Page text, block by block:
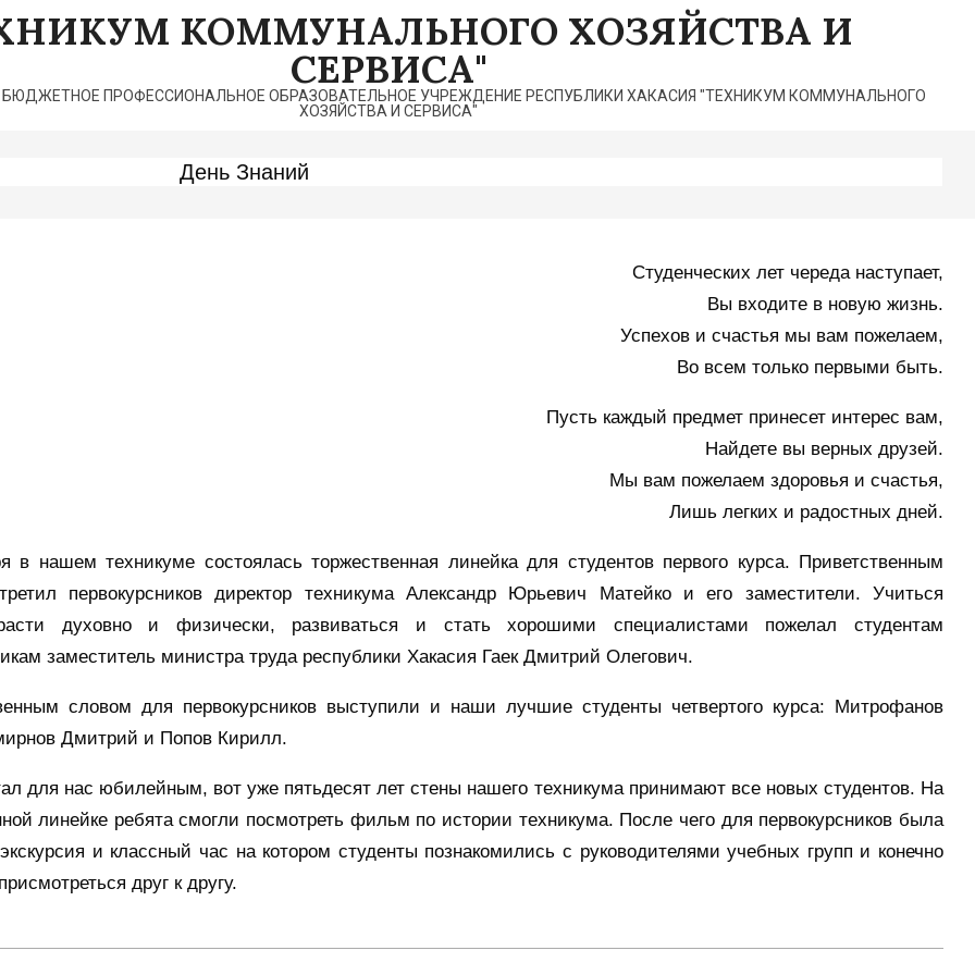
КОММУНАЛЬНОГО ХОЗЯЙСТВА И
СЕРВИСА"
БЮДЖЕТНОЕ ПРОФЕССИОНАЛЬНОЕ ОБРАЗОВАТЕЛЬНОЕ УЧРЕЖДЕНИЕ РЕСПУБЛИКИ ХАКАСИЯ "ТЕХНИКУМ КОММУНАЛЬНОГО
ХОЗЯЙСТВА И СЕРВИСА"
День Знаний
Студенческих лет череда наступает,
Вы входите в новую жизнь.
Успехов и счастья мы вам пожелаем,
Во всем только первыми быть.
Пусть каждый предмет принесет интерес вам,
Найдете вы верных друзей.
Мы вам пожелаем здоровья и счастья,
Лишь легких и радостных дней.
в нашем техникуме состоялась торжественная линейка для студентов первого курса. Приветственным
первокурсников директор техникума Александр Юрьевич Матейко и его заместители. Учиться
духовно и физически, развиваться и стать хорошими специалистами пожелал студентам
заместитель министра труда республики Хакасия Гаек Дмитрий Олегович.
словом для первокурсников выступили и наши лучшие студенты четвертого курса: Митрофанов
Дмитрий и Попов Кирилл.
для нас юбилейным, вот уже пятьдесят лет стены нашего техникума принимают все новых студентов. На
линейке ребята смогли посмотреть фильм по истории техникума. После чего для первокурсников была
и классный час на котором студенты познакомились с руководителями учебных групп и конечно
друг к другу.